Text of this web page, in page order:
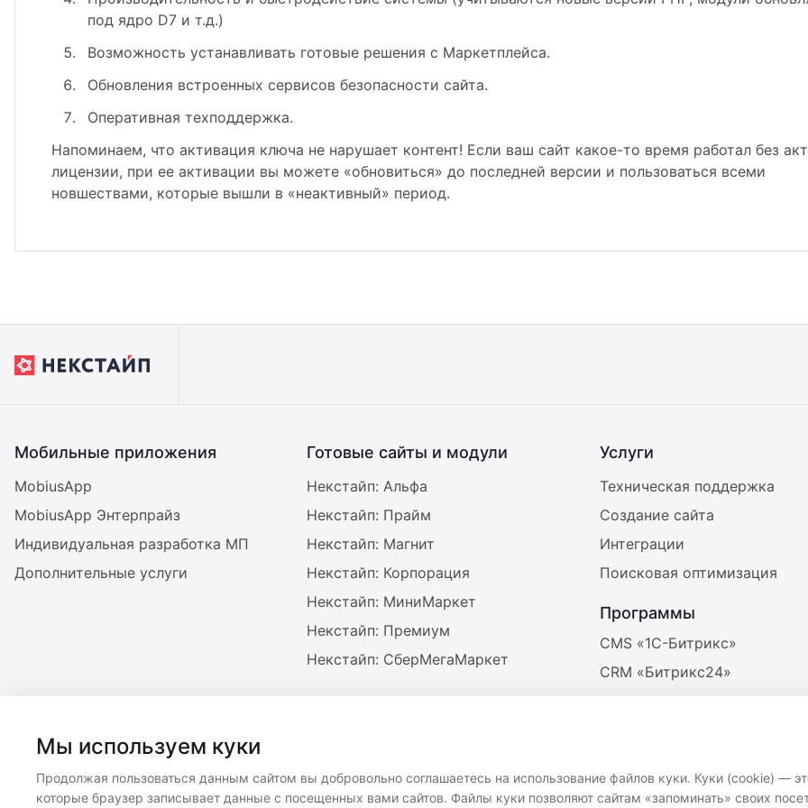
под ядро D7 и т.д.)
Возможность устанавливать готовые решения с Маркетплейса.
Обновления встроенных сервисов безопасности сайта.
Оперативная техподдержка.
Напоминаем, что активация ключа не нарушает контент! Если ваш сайт какое-то время работал без
лицензии, при ее активации вы можете «обновиться» до последней версии и пользоваться всеми
новшествами, которые вышли в «неактивный» период.
Мобильные приложения
MobiusApp
MobiusApp Энтерпрайз
Индивидуальная разработка МП
Дополнительные услуги
Готовые сайты и модули
Некстайп: Альфа
Некстайп: Прайм
Некстайп: Магнит
Некстайп: Корпорация
Некстайп: МиниМаркет
Некстайп: Премиум
Некстайп: СберМегаМаркет
Услуги
Техническая поддержка
Создание сайта
Интеграции
Поисковая оптимизация
Программы
CMS «1С-Битрикс»
CRM «Битрикс24»
Мы используем куки
Продолжая пользоваться данным сайтом вы добровольно соглашаетесь на использование файлов куки. Куки (cookie) —
которые браузер записывает данные с посещенных вами сайтов. Файлы куки позволяют сайтам «запоминать» своих